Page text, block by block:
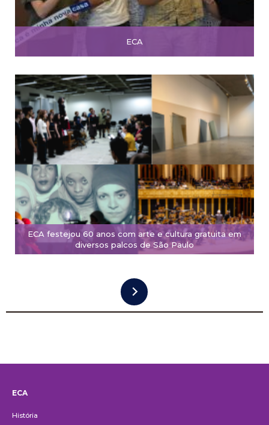
ECA
ECA festejou 60 anos com arte e cultura gratuita em
diversos palcos de São Paulo
ECA
História